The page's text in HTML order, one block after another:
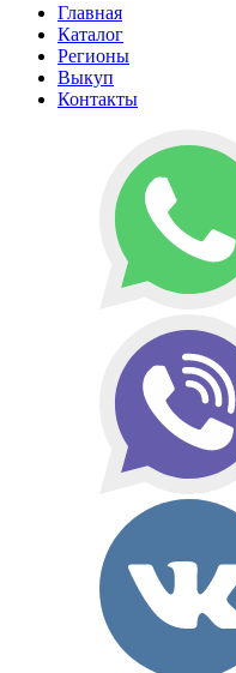
Главная
Каталог
Регионы
Выкуп
Контакты